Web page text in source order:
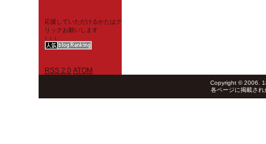
応援していただけるかたはク
リックお願いします
↓ ↓ ↓
RSS 2.0 ATOM
Copyright © 2006.
各ページに掲載さ